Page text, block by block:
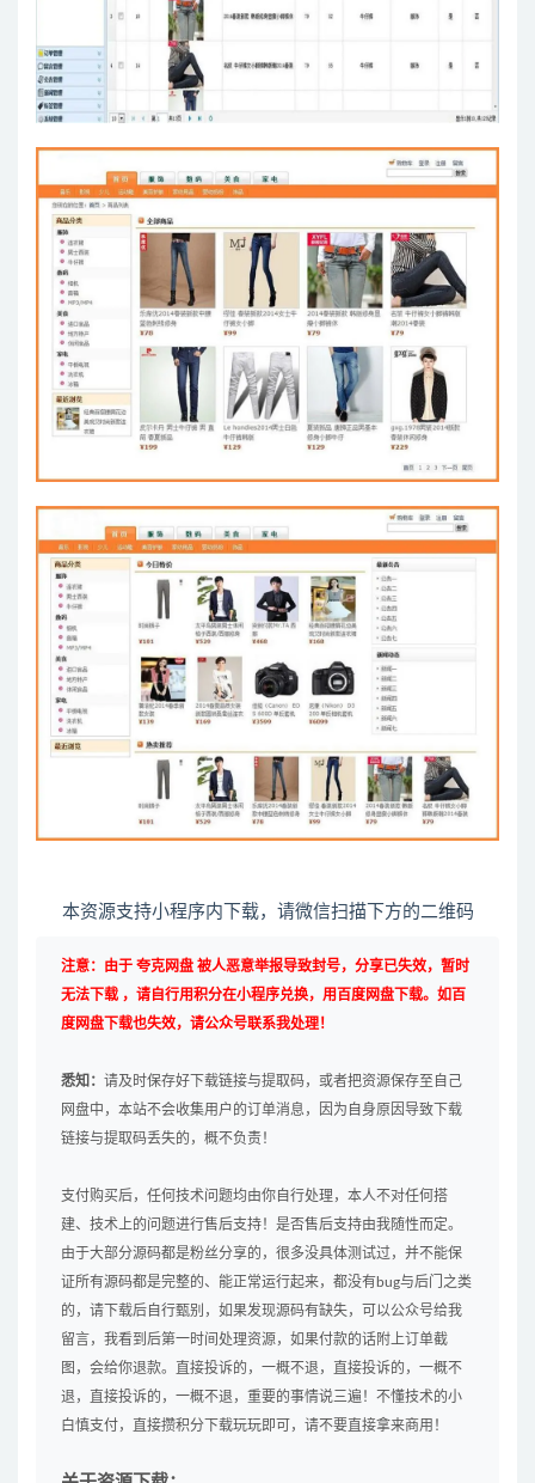
本资源支持小程序内下载，请微信扫描下方的二维码
注意：由于 夸克网盘 被人恶意举报导致封号，分享已失效，暂时
无法下载 ，请自行用积分在小程序兑换，用百度网盘下载。如百
度网盘下载也失效，请公众号联系我处理！
悉知： 请及时保存好下载链接与提取码，或者把资源保存至自己
网盘中，本站不会收集用户的订单消息，因为自身原因导致下载
链接与提取码丢失的，概不负责！
支付购买后，任何技术问题均由你自行处理，本人不对任何搭
建、技术上的问题进行售后支持！是否售后支持由我随性而定。
由于大部分源码都是粉丝分享的，很多没具体测试过，并不能保
证所有源码都是完整的、能正常运行起来，都没有bug与后门之类
的，请下载后自行甄别，如果发现源码有缺失，可以公众号给我
留言，我看到后第一时间处理资源，如果付款的话附上订单截
图，会给你退款。直接投诉的，一概不退，直接投诉的，一概不
退，直接投诉的，一概不退，重要的事情说三遍！不懂技术的小
白慎支付，直接攒积分下载玩玩即可，请不要直接拿来商用！